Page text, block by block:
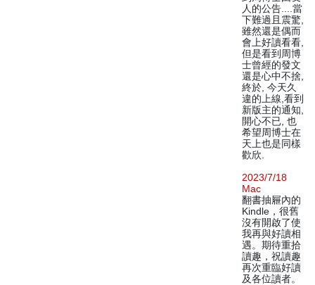
人的公告....當
下難過且震驚,
雖然還是偶而
會上好讀看看,
但是看到周博
士曾經的發文
還是心中不捨,
終於, 今天久
違的上線,看到
新版主的通知,
開心不已, 也
希望周博士在
天上也是同樣
歡欣.
2023/7/18
Mac
翻書抽屜內的
Kindle，很舊
沒有開啟了使
我再與好讀相
遇。期待重拾
讀趣，祝讀趣
再次重臨好讀
及各位讀者。